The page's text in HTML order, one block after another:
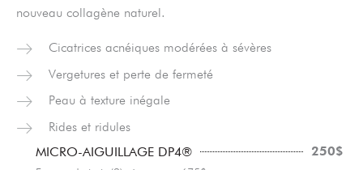
nouveau collagène naturel.
Cicatrices acnéiques modérées à sévères
Vergetures et perte de fermeté
Peau à texture inégale
Rides et ridules
MICRO-AIGUILLAGE DP4®
250$